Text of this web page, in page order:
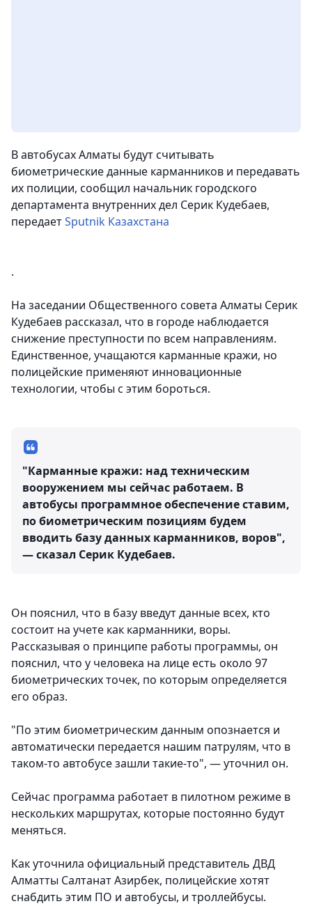
В автобусах Алматы будут считывать
биометрические данные карманников и передавать
их полиции, сообщил начальник городского
департамента внутренних дел Серик Кудебаев,
передаетSputnik Казахстана
.
На заседании Общественного совета Алматы Серик
Кудебаев рассказал, что в городе наблюдается
снижение преступности по всем направлениям.
Единственное, учащаются карманные кражи, но
полицейские применяют инновационные
технологии, чтобы с этим бороться.
"Карманные кражи: над техническим
вооружением мы сейчас работаем. В
автобусы программное обеспечение ставим,
по биометрическим позициям будем
вводить базу данных карманников, воров",
— сказал Серик Кудебаев.
Он пояснил, что в базу введут данные всех, кто
состоит на учете как карманники, воры.
Рассказывая о принципе работы программы, он
пояснил, что у человека на лице есть около 97
биометрических точек, по которым определяется
его образ.
"По этим биометрическим данным опознается и
автоматически передается нашим патрулям, что в
таком-то автобусе зашли такие-то", — уточнил он.
Сейчас программа работает в пилотном режиме в
нескольких маршрутах, которые постоянно будут
меняться.
Как уточнила официальный представитель ДВД
Алматты Салтанат Азирбек, полицейские хотят
снабдить этим ПО и автобусы, и троллейбусы.